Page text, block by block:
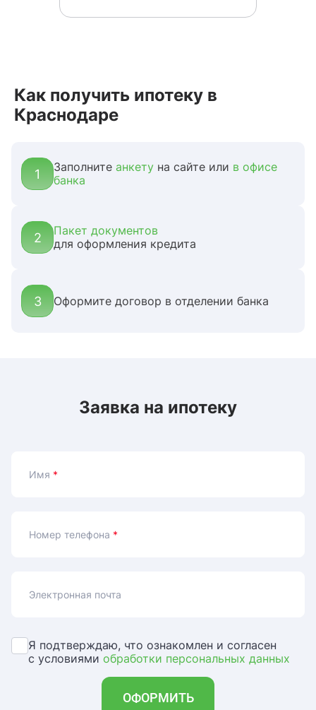
Как получить ипотеку в
Краснодаре
1 Заполните анкету на сайте или в офисе
банка
2
Пакет документов
для оформления кредита
3 Оформите договор в отделении банка
Заявка на ипотеку
Имя *
Номер телефона *
Электронная почта
Я подтверждаю, что ознакомлен и согласен
с условиями обработки персональных данных
ОФОРМИТЬ